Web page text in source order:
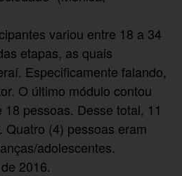
variou entre 18 a 34
etapas, as quais
Especificamente falando,
O último módulo contou
pessoas. Desse total, 11
Quatro (4) pessoas eram
adolescentes.
2016.